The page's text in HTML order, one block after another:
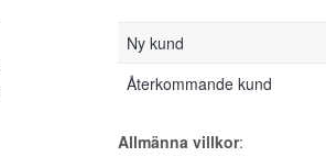
Ny kund
Återkommande kund
Allmänna villkor: